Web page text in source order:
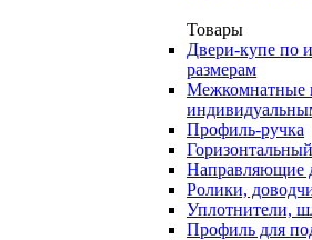
Товары
Двери-купе по
размерам
Межкомнатные
Профиль-ручка
Направляющие
Ролики,
Уплотнители,
Профиль для